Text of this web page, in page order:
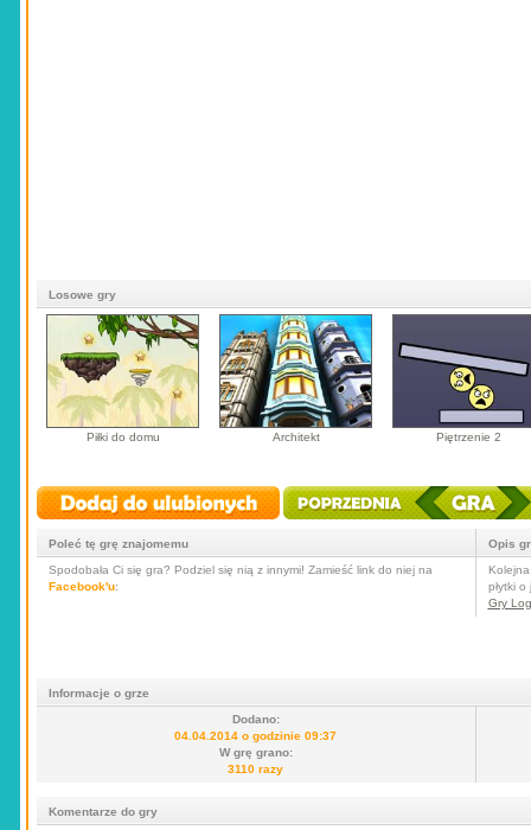
Losowe gry
Piłki do domu Architekt Piętrzenie 2
Poleć tę grę znajomemu
Spodobała Ci się gra? Podziel się nią z innymi! Zamieść link do niej na
Facebook'u:
Opis
płytki
Gry
Informacje o grze
Dodano:
04.04.2014 o godzinie 09:37
W grę grano:
3110 razy
Komentarze do gry